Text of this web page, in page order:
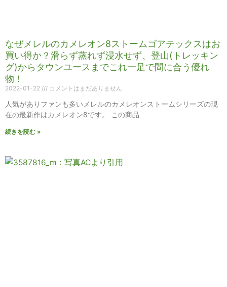
なぜメレルのカメレオン8ストームゴアテックスはお
買い得か？滑らず蒸れず浸水せず、登山(トレッキン
グ)からタウンユースまでこれ一足で間に合う優れ
物！
2022-01-22 コメントはまだありません
人気がありファンも多いメレルのカメレオンストームシリーズの現
在の最新作はカメレオン8です。 この商品
続きを読む »